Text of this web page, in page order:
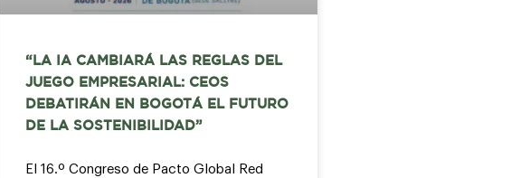
“LA IA CAMBIARÁ LAS REGLAS DEL
JUEGO EMPRESARIAL: CEOS
DEBATIRÁN EN BOGOTÁ EL FUTURO
DE LA SOSTENIBILIDAD”
El 16.º Congreso de Pacto Global Red